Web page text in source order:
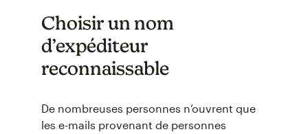
Choisir un nom
d’expéditeur
reconnaissable
De nombreuses personnes n’ouvrent que
les e-mails provenant de personnes